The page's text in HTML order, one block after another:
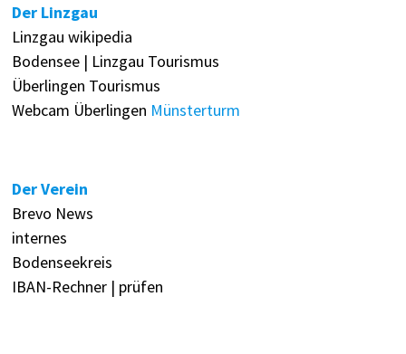
Der Linzgau
Linzgau wikipedia
Bodensee | Linzgau Tourismus
Überlingen Tourismus
Webcam Überlingen Münsterturm
Der Verein
Brevo News
internes
Bodenseekreis
IBAN-Rechner | prüfen